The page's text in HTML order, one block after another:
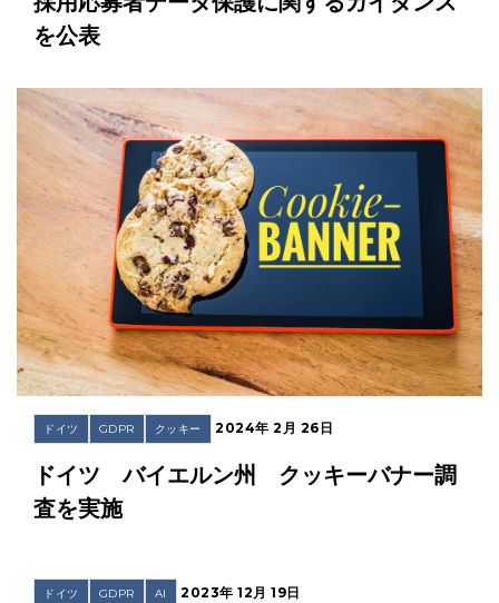
を公表
ドイツ GDPR クッキー 2024年 2月 26日
ドイツ バイエルン州 クッキーバナー調
査を実施
ドイツ GDPR AI 2023年 12月 19日